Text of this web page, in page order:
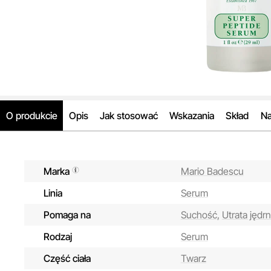
O produkcie Opis Jak stosować Wskazania Skład
Marka
Mario Badescu
Linia
Serum
Pomaga na
Suchość, Utrata
Rodzaj
Serum
Część ciała
Twarz